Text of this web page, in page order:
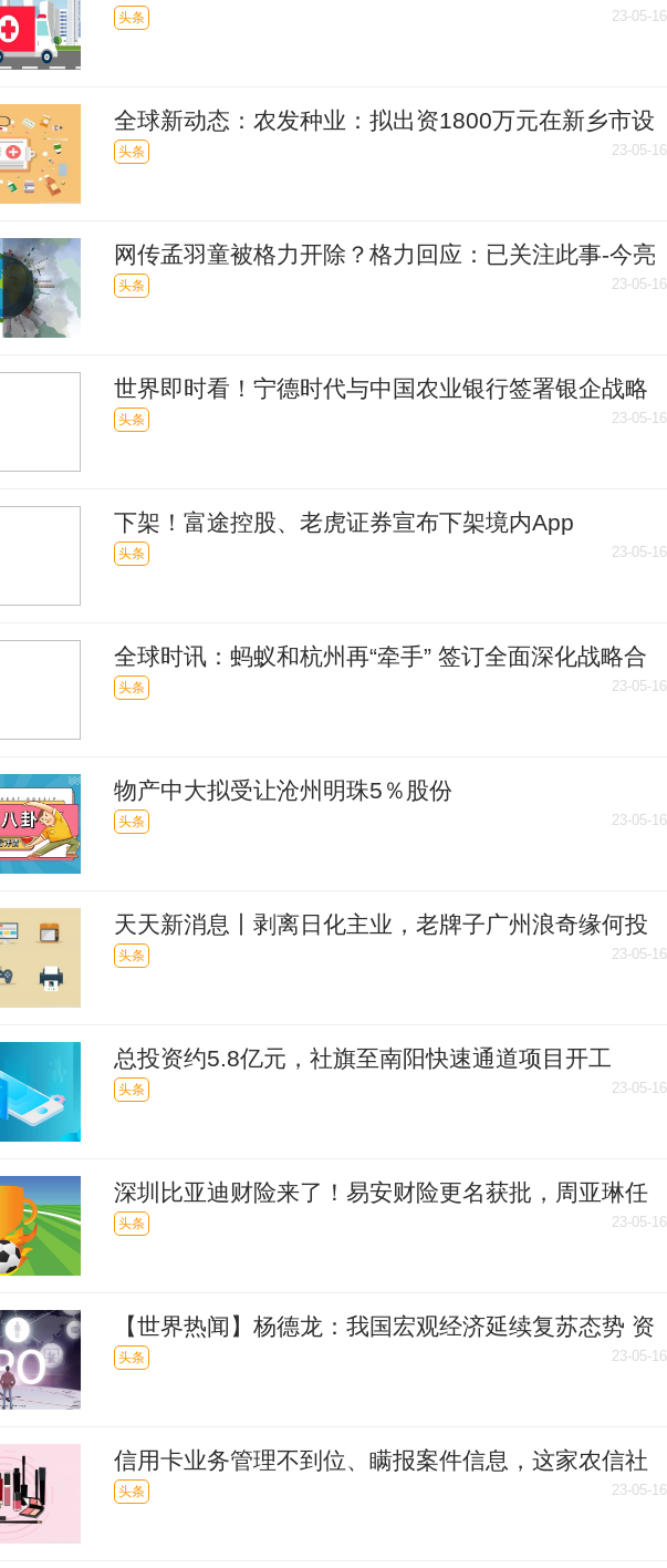
存托凭证指引
头条 23-05-16
全球新动态：农发种业：拟出资1800万元在新乡市设
立全资子公司
头条 23-05-16
网传孟羽童被格力开除？格力回应：已关注此事-今亮
点
头条 23-05-16
世界即时看！宁德时代与中国农业银行签署银企战略
合作协议
头条 23-05-16
下架！富途控股、老虎证券宣布下架境内App
头条 23-05-16
全球时讯：蚂蚁和杭州再“牵手” 签订全面深化战略合
作协议
头条 23-05-16
物产中大拟受让沧州明珠5％股份
头条 23-05-16
天天新消息丨剥离日化主业，老牌子广州浪奇缘何投
身食品、文创赛道？
头条 23-05-16
总投资约5.8亿元，社旗至南阳快速通道项目开工
头条 23-05-16
深圳比亚迪财险来了！易安财险更名获批，周亚琳任
董事长
头条 23-05-16
【世界热闻】杨德龙：我国宏观经济延续复苏态势 资
本市场有望逐步回暖
头条 23-05-16
信用卡业务管理不到位、瞒报案件信息，这家农信社
被罚85万元 天天滚动
头条 23-05-16